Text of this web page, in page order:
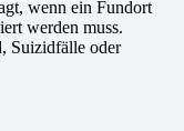
wenn ein Fundort
werden muss.
Suizidfälle oder